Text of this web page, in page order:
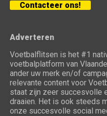
Contacteer ons!
Adverteren
Voetbalflitsen is het #1
voetbalplatform van
ander uw merk en/of
relevante content voor
staat zijn zeer succesvolle
draaien. Het is ook steeds
onze succesvolle social